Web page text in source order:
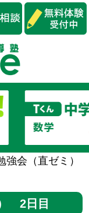
強会（直ゼミ）
2日目